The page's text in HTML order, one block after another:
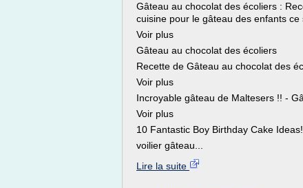
Gâteau au chocolat des écoliers :
cuisine pour le gâteau des enfants
Voir plus
Gâteau au chocolat des écoliers
Recette de Gâteau au chocolat des
Voir plus
Incroyable gâteau de Maltesers !! -
Voir plus
10 Fantastic Boy Birthday Cake Ideas!
voilier gâteau...
Lire la suite